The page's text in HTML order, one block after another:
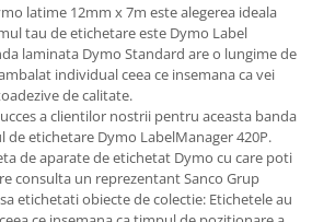
latime 12mm x 7m este alegerea ideala
tau de etichetare este Dymo Label
laminata Dymo Standard are o lungime de
individual ceea ce insemana ca vei
de calitate.
a clientilor nostrii pentru aceasta banda
de etichetare Dymo LabelManager 420P.
de aparate de etichetat Dymo cu care poti
consulta un reprezentant Sanco Grup
etichetati obiecte de colectie: Etichetele au